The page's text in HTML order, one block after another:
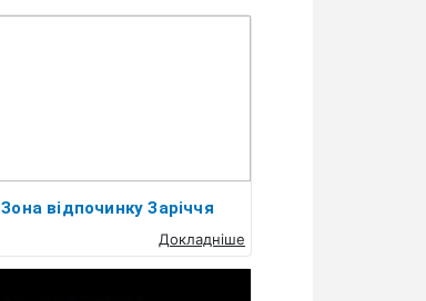
Зона відпочинку Заріччя
Докладніше